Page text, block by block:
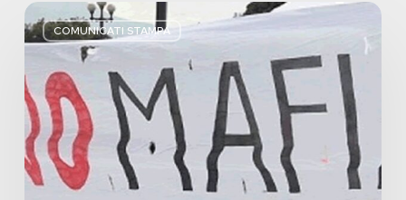
COMUNICATI STAMPA
Basta
bugie,
Regione
Lombardia
pratica
l’antimafia
solo
a
parole